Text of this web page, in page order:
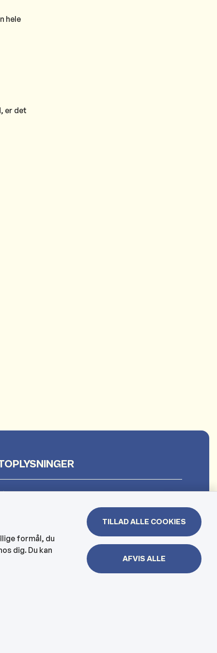
hele
er det
og hjemmesygeplejen
formål, du
dig. Du kan
TILLAD ALLE COOKIES
AFVIS ALLE